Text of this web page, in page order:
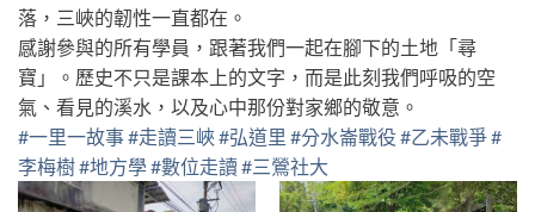
落，三峽的韌性一直都在。
感謝參與的所有學員，跟著我們一起在腳下的土地「尋
寶」。歷史不只是課本上的文字，而是此刻我們呼吸的空
氣、看見的溪水，以及心中那份對家鄉的敬意。
#一里一故事#走讀三峽#弘道里 #分水崙戰役#乙未戰爭#
李梅樹#地方學#數位走讀 #三鶯社大